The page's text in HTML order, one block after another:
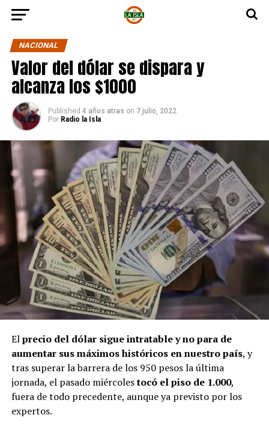
NACIONAL
Valor del dólar se dispara y
alcanza los $1000
Published 4 años atras on 7 julio, 2022
Por Radio la Isla
Elprecio del dólar sigue intratable y no para de
aumentar sus máximos históricos en nuestro país, y
tras superar la barrera de los 950 pesos la última
jornada, el pasado miércolestocó el piso de 1.000,
fuera de todo precedente, aunque ya previsto por los
expertos.